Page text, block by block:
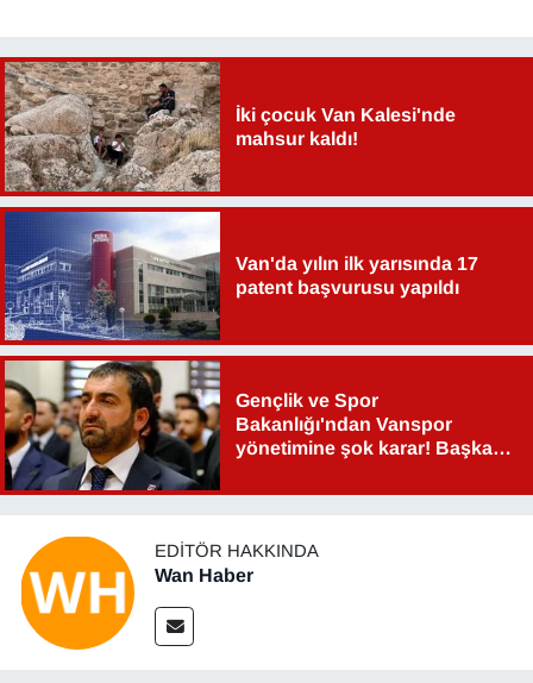
İki çocuk Van Kalesi'nde
mahsur kaldı!
Van'da yılın ilk yarısında 17
patent başvurusu yapıldı
Gençlik ve Spor
Bakanlığı'ndan Vanspor
yönetimine şok karar! Başkan
EDITÖR HAKKINDA
Wan Haber